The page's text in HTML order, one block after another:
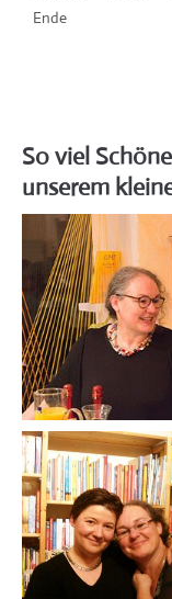
Ende
So viel
unserem